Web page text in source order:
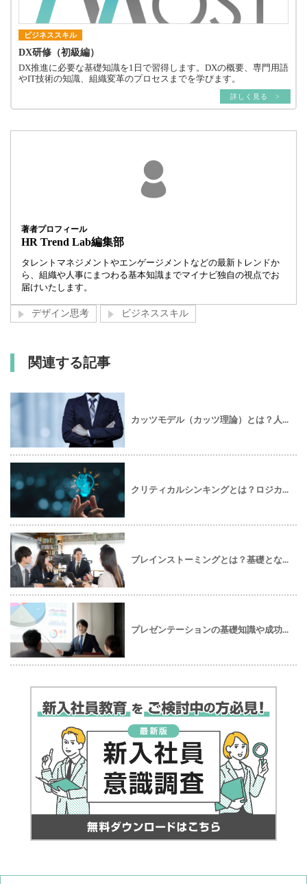
ビジネススキル
DX研修（初級編）
DX推進に必要な基礎知識を1日で習得します。DXの概要、専門用語
やIT技術の知識、組織変革のプロセスまでを学びます。
詳しく見る >
著者プロフィール
HR Trend Lab編集部
タレントマネジメントやエンゲージメントなどの最新トレンドか
ら、組織や人事にまつわる基本知識までマイナビ独自の視点でお
届けいたします。
デザイン思考 ビジネススキル
関連する記事
カッツモデル（カッツ理論）とは？人...
クリティカルシンキングとは？ロジカ...
ブレインストーミングとは？基礎とな...
プレゼンテーションの基礎知識や成功...